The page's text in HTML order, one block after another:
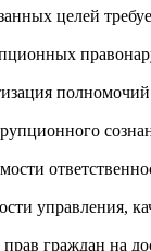
целей
управления,
прав граждан на